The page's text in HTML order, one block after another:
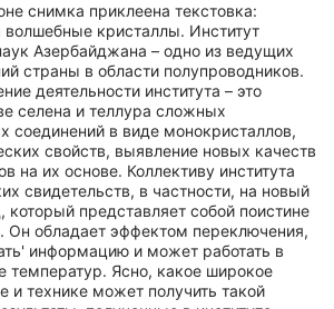
снимка приклеена текстовка:
кристаллы. Институт
Азербайджана – одно из ведущих
страны в области полупроводников.
деятельности института – это
селена и теллура сложных
соединений в виде монокристаллов,
свойств, выявление новых качеств
на их основе. Коллективу института
свидетельств, в частности, на новый
представляет собой поистине
Он обладает эффектом переключения,
информацию и может работать в
температур. Ясно, какое широкое
и технике может получить такой